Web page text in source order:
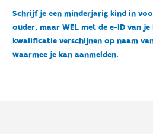
Schrijf je een minderjarig kind in
ouder, maar WEL met de e-ID van
kwalificatie verschijnen op naam
waarmee je kan aanmelden.